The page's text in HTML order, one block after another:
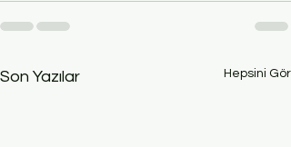
Son Yazılar Hepsini Gör